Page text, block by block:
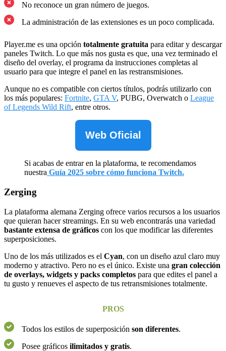
No reconoce un gran número de juegos.
La administración de las extensiones es un poco complicada.
Player.me es una opción totalmente gratuita para editar y descargar
paneles Twitch. Lo que más nos gusta es que, una vez terminado el
diseño del overlay, el programa da instrucciones completas al
usuario para que integre el panel en las restransmisiones.
Aunque no es compatible con ciertos títulos, podrás utilizarlo con
los más populares: Fortnite, GTA V, PUBG, Overwatch o League
of Legends Wild Rift, entre otros.
Web Oficial
Si acabas de entrar en la plataforma, te recomendamos
nuestra Guía 2025 sobre cómo funciona Twitch.
Zerging
La plataforma alemana Zerging ofrece varios recursos a los usuarios
que quieran hacer streamings. En su web encontrarás una variedad
bastante extensa de gráficos con los que modificar las diferentes
superposiciones.
Uno de los más utilizados es el Cyan, con un diseño azul claro muy
moderno y atractivo. Pero no es el único. Existe una gran colección
de overlays, widgets y packs completos para que edites el panel a
tu gusto y renueves el aspecto de tus retransmisiones totalmente.
PROS
Todos los estilos de superposición son diferentes.
Posee gráficos ilimitados y gratis.